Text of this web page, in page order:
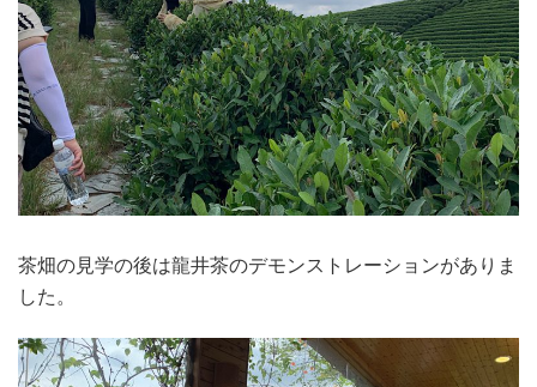
茶畑の見学の後は龍井茶のデモンストレーションがありま
した。